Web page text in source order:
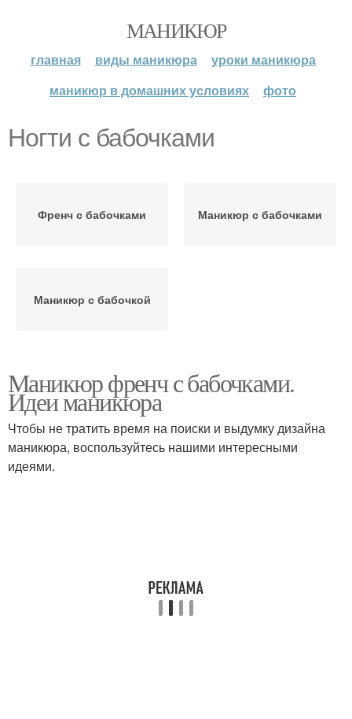
МАНИКЮР
главная виды маникюра
уроки маникюра
маникюр в домашних условиях
фото
Ногти с бабочками
Френч с бабочками Маникюр с бабочками
Маникюр с бабочкой
Маникюр френч с бабочками.
Идеи маникюра
Чтобы не тратить время на поиски и выдумку дизайна
маникюра, воспользуйтесь нашими интересными
идеями.